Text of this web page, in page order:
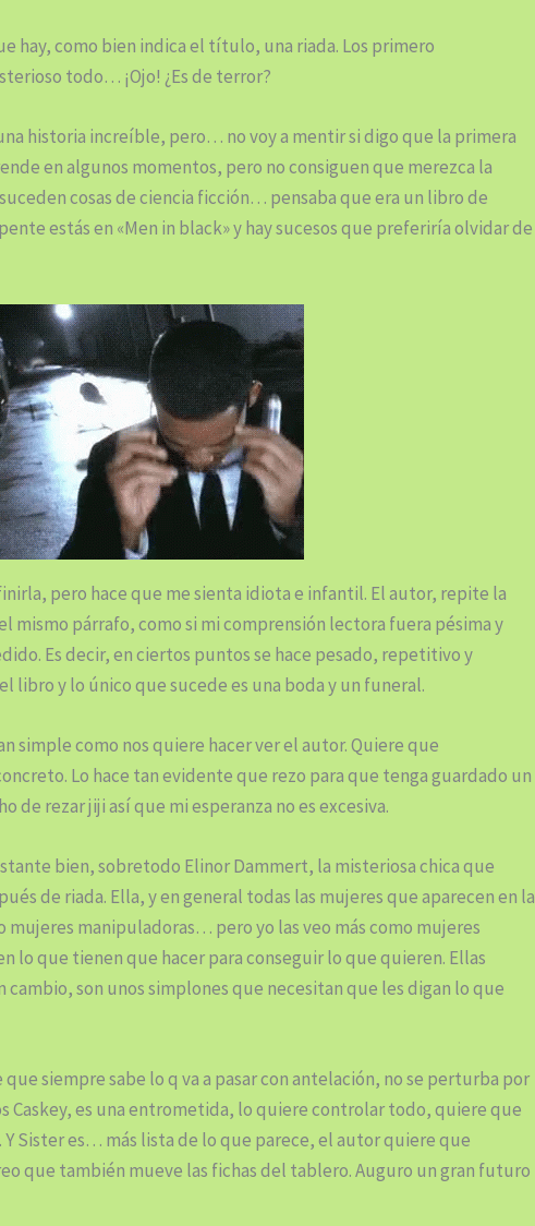
hay, como bien indica el título, una riada. Los primero
todo… ¡Ojo! ¿Es de terror?
historia increíble, pero… no voy a mentir si digo que la primera
en algunos momentos, pero no consiguen que merezca la
cosas de ciencia ficción… pensaba que era un libro de
estás en «Men in black» y hay sucesos que preferiría olvidar de
pero hace que me sienta idiota e infantil. El autor, repite la
mismo párrafo, como si mi comprensión lectora fuera pésima y
Es decir, en ciertos puntos se hace pesado, repetitivo y
libro y lo único que sucede es una boda y un funeral.
simple como nos quiere hacer ver el autor. Quiere que
Lo hace tan evidente que rezo para que tenga guardado un
de rezar jiji así que mi esperanza no es excesiva.
bien, sobretodo Elinor Dammert, la misteriosa chica que
de riada. Ella, y en general todas las mujeres que aparecen en la
mujeres manipuladoras… pero yo las veo más como mujeres
lo que tienen que hacer para conseguir lo que quieren. Ellas
cambio, son unos simplones que necesitan que les digan lo que
siempre sabe lo q va a pasar con antelación, no se perturba por
Caskey, es una entrometida, lo quiere controlar todo, quiere que
Y Sister es… más lista de lo que parece, el autor quiere que
que también mueve las fichas del tablero. Auguro un gran futuro